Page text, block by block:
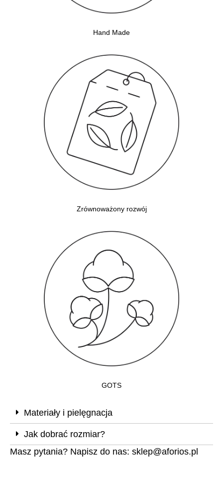
Hand Made
Zrównoważony rozwój
GOTS
Materiały i pielęgnacja
Jak dobrać rozmiar?
Masz pytania? Napisz do nas: sklep@aforios.pl